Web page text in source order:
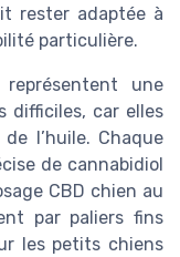
rester adaptée à
particulière.
une
difficiles, car elles
l’huile. Chaque
de cannabidiol
CBD chien au
par paliers fins
les petits chiens